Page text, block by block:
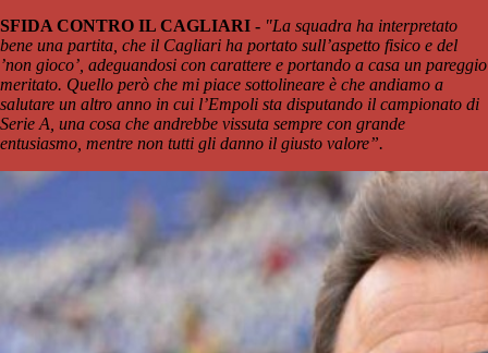
SFIDA CONTRO IL CAGLIARI - "La squadra ha interpretato
bene una partita, che il Cagliari ha portato sull’aspetto fisico e del
’non gioco’, adeguandosi con carattere e portando a casa un pareggio
meritato. Quello però che mi piace sottolineare è che andiamo a
salutare un altro anno in cui l’Empoli sta disputando il campionato di
Serie A, una cosa che andrebbe vissuta sempre con grande
entusiasmo, mentre non tutti gli danno il giusto valore”.